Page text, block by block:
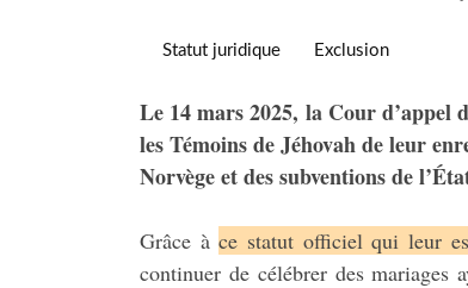
Statut juridique Exclusion
Le 14 mars 2025, la Cour
les Témoins de Jéhovah de leur
Norvège et des subventions de
Grâce àce statut officiel qui leur
continuer de célébrer des mariages